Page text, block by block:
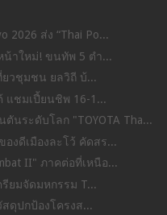
2026 ส่ง “Thai Po...
น้าใหม่! ขนทัพ 5 ตำ...
วชุมชน ยลวิถี บ้...
แชมเปี้ยนชิพ 16-1...
นระดับโลก "TOYOTA Tha...
งดีเมืองละโว้ คัดสร...
II" ภาคต่อที่เหนือ...
ยมจัดมหกรรม T...
สดุปกป้องโครงส...